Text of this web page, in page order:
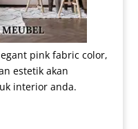
pink fabric color,
estetik akan
interior anda.